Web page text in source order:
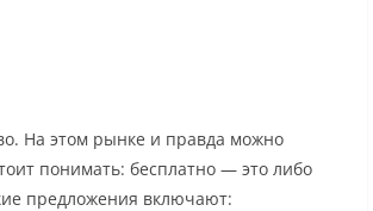
На этом рынке и правда можно
понимать: бесплатно — это либо
предложения включают: